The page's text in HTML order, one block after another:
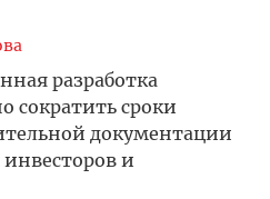
разработка
сократить сроки
документации
инвесторов и